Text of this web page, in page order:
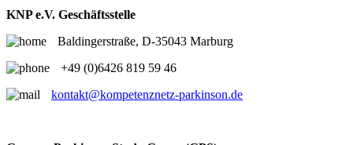
KNP e.V. Geschäftsstelle
Baldingerstraße, D-35043 Marburg
+49 (0)6426 819 59 46
kontakt@kompetenznetz-parkinson.de